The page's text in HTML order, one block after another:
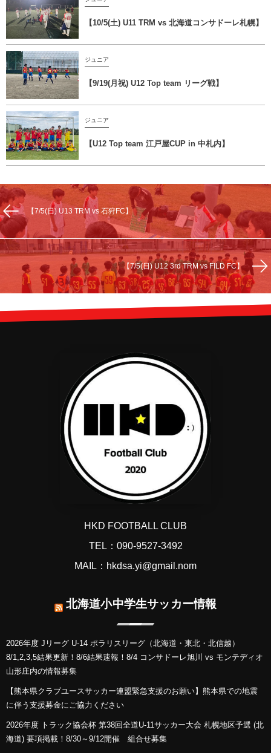
【10/5(土) U11 TRM vs 北海道コンサドーレ札幌】
ジュニア
【9/19(月祝) U12 Top team リーグ戦】
ジュニア
【U12 Top team 江戸屋CUP in 中札内】
【7/5(日) U13 TRM vs 石狩FC】
【7/5(日) U12 3rd TRM vs FILD FC】
HKD FOOTBALL CLUB
TEL：090-9527-3492
MAIL：hkdsa.yi@gmail.nom
北海道小中学生サッカー情報
2026年度 Jリーグ U-14 ポラリスリーグ（北海道・東北・北信越）
8/1,2,3,5結果更新！8/6結果速報！8/4 コンサドーレ旭川 vs モンテディオ
山形庄内の情報募集
【熊本県クラブユースサッカー連盟緊急支援のお願い】熊本県での地震
に伴う支援募金にご協力ください
2026年度 トラック協会杯 第38回全道U-11サッカー大会 札幌地区予選 (北
海道) 要項掲載！8/30～9/12開催 組合せ募集